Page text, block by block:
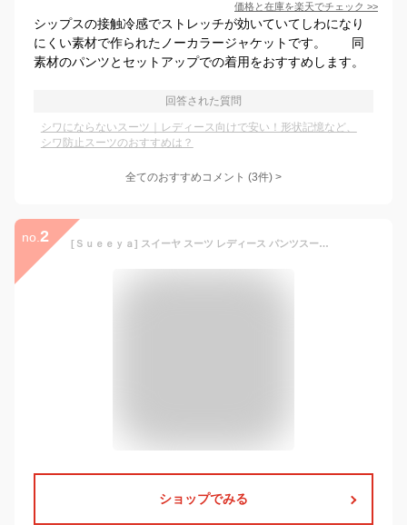
価格と在庫を楽天でチェック >>
シップスの接触冷感でストレッチが効いていてしわになり
にくい素材で作られたノーカラージャケットです。 同
素材のパンツとセットアップでの着用をおすすめします。
回答された質問
シワにならないスーツ｜レディース向けで安い！形状記憶など、
シワ防止スーツのおすすめは？
全てのおすすめコメント (3件) >
no. 2 [Ｓｕｅｅｙａ] スイーヤ スーツ レディース パンツスーツ フレア ハイウエスト 長袖 着やせ 体型カバー おしゃれ エレガント ブラウス ロングパンツ 上下セット ビジネス 通勤 2点セット 秋 (ブラック, S)
ショップでみる